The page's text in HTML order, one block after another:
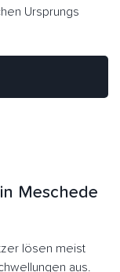
Ursprungs
Meschede
lösen meist
aus.